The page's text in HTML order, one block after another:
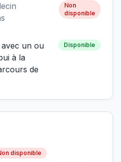
Non
disponible
un ou
à la
de
Disponible
disponible